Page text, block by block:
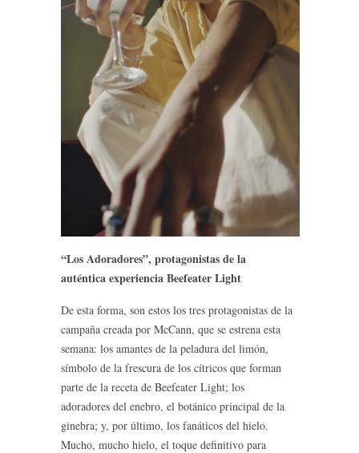
“Los Adoradores”, protagonistas de la
auténtica experiencia Beefeater Light
De esta forma, son estos los tres protagonistas de la
campaña creada por McCann, que se estrena esta
semana: los amantes de la peladura del limón,
símbolo de la frescura de los cítricos que forman
parte de la receta de Beefeater Light; los
adoradores del enebro, el botánico principal de la
ginebra; y, por último, los fanáticos del hielo.
Mucho, mucho hielo, el toque definitivo para